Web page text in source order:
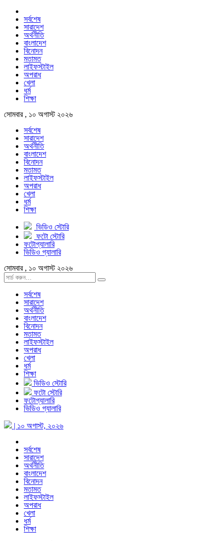
সর্বশেষ
সারাদেশ
অর্থনীতি
বাংলাদেশ
বিনোদন
মতামত
লাইফস্টাইল
অপরাধ
খেলা
ধর্ম
শিক্ষা
সোমবার , ১০ অগাস্ট ২০২৬
সর্বশেষ
সারাদেশ
অর্থনীতি
বাংলাদেশ
বিনোদন
মতামত
লাইফস্টাইল
অপরাধ
খেলা
ধর্ম
শিক্ষা
ভিডিও স্টোরি
ফটো স্টোরি
ফটোগ্যালারি
ভিডিও গ্যালারি
সোমবার , ১০ অগাস্ট ২০২৬
সর্বশেষ
সারাদেশ
অর্থনীতি
বাংলাদেশ
বিনোদন
মতামত
লাইফস্টাইল
অপরাধ
খেলা
ধর্ম
শিক্ষা
ভিডিও স্টোরি
ফটো স্টোরি
ফটোগ্যালারি
ভিডিও গ্যালারি
| ১০ অগাস্ট, ২০২৬
সর্বশেষ
সারাদেশ
অর্থনীতি
বাংলাদেশ
বিনোদন
মতামত
লাইফস্টাইল
অপরাধ
খেলা
ধর্ম
শিক্ষা